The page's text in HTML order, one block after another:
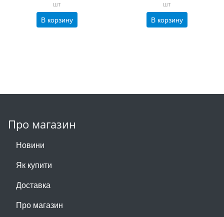
шт
В корзину
шт
В корзину
Про магазин
Новини
Як купити
Доставка
Про магазин